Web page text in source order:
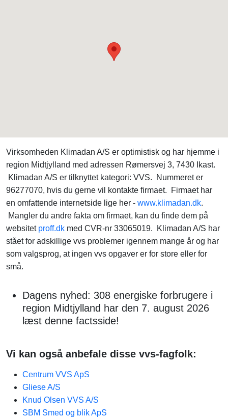
Virksomheden Klimadan A/S er optimistisk og har hjemme i
region Midtjylland med adressen Rømersvej 3, 7430 Ikast.
Klimadan A/S er tilknyttet kategori: VVS. Nummeret er
96277070, hvis du gerne vil kontakte firmaet. Firmaet har
en omfattende internetside lige her - www.klimadan.dk.
Mangler du andre fakta om firmaet, kan du finde dem på
websitet proff.dk med CVR-nr 33065019. Klimadan A/S har
stået for adskillige vvs problemer igennem mange år og har
som valgsprog, at ingen vvs opgaver er for store eller for
små.
Dagens nyhed: 308 energiske forbrugere i
region Midtjylland har den 7. august 2026
læst denne factsside!
Vi kan også anbefale disse vvs-fagfolk:
Centrum VVS ApS
Gliese A/S
Knud Olsen VVS A/S
SBM Smed og blik ApS